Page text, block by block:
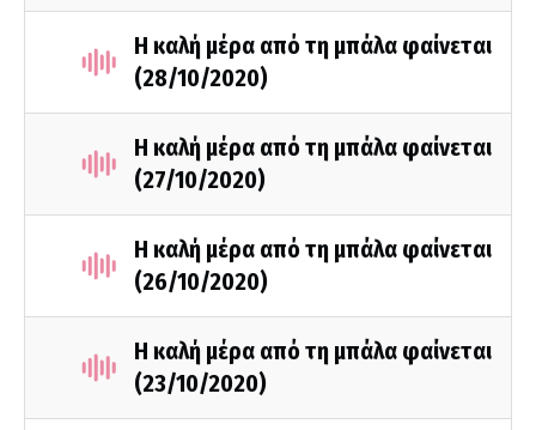
Η καλή μέρα από τη μπάλα φαίνεται
(28/10/2020)
Η καλή μέρα από τη μπάλα φαίνεται
(27/10/2020)
Η καλή μέρα από τη μπάλα φαίνεται
(26/10/2020)
Η καλή μέρα από τη μπάλα φαίνεται
(23/10/2020)